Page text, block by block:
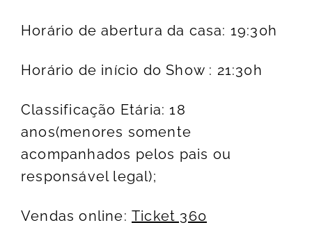
Horário de abertura da casa: 19:30h
Horário de início do Show : 21:30h
Classificação Etária: 18
anos(menores somente
acompanhados pelos pais ou
responsável legal);
Vendas online: Ticket 360